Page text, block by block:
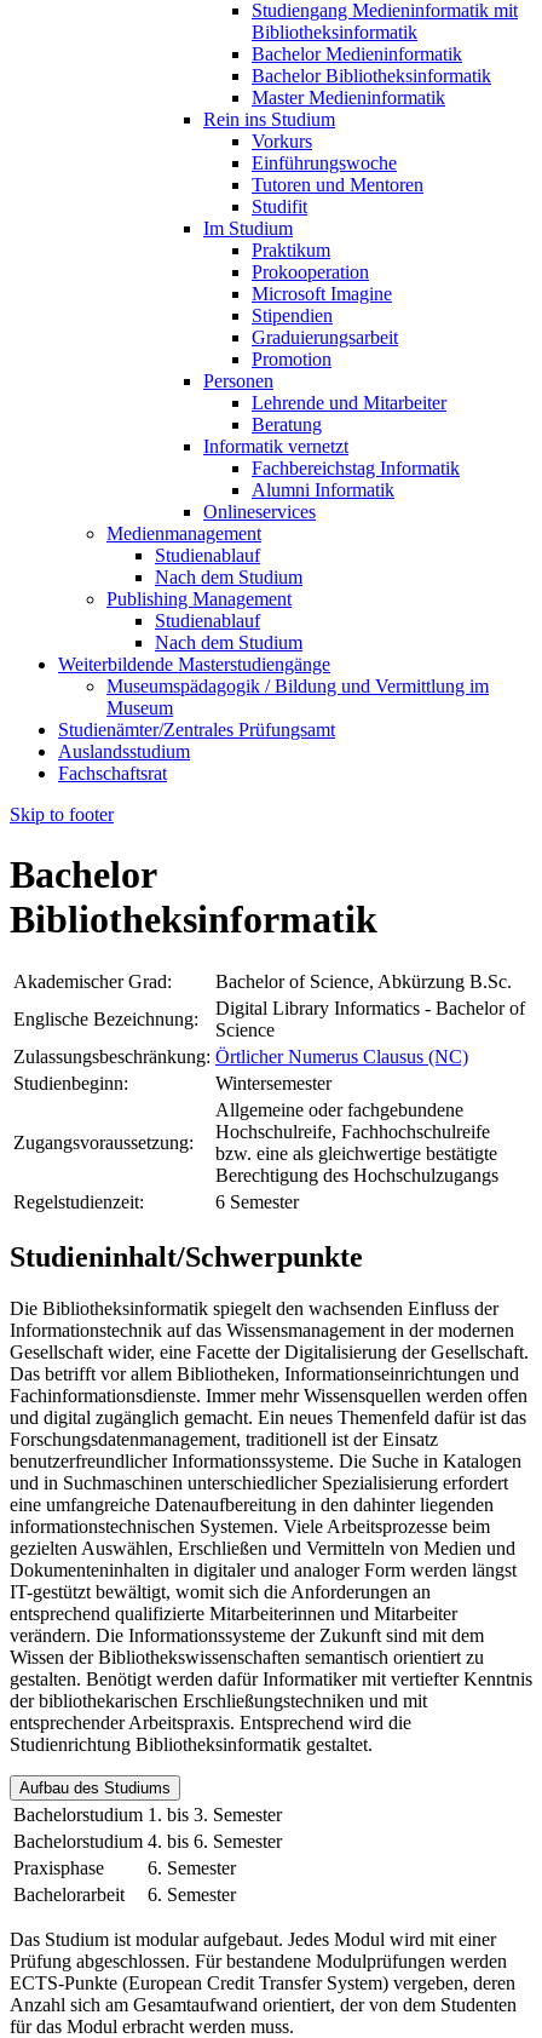
Studiengang Medieninformatik mit
Bibliotheksinformatik
Bachelor Medieninformatik
Bachelor Bibliotheksinformatik
Master Medieninformatik
Rein ins Studium
Vorkurs
Einführungswoche
Tutoren und Mentoren
Studifit
Im Studium
Praktikum
Prokooperation
Microsoft Imagine
Stipendien
Graduierungsarbeit
Promotion
Personen
Lehrende und Mitarbeiter
Beratung
Informatik vernetzt
Fachbereichstag Informatik
Alumni Informatik
Onlineservices
Medienmanagement
Studienablauf
Nach dem Studium
Publishing Management
Studienablauf
Nach dem Studium
Weiterbildende Masterstudiengänge
Museumspädagogik / Bildung und Vermittlung im
Museum
Studienämter/Zentrales Prüfungsamt
Auslandsstudium
Fachschaftsrat
Skip to footer
Bachelor
Bibliotheksinformatik
Akademischer Grad:
Bachelor of Science, Abkürzung B.Sc.
Englische Bezeichnung:
Digital Library Informatics - Bachelor of
Science
Zulassungsbeschränkung: Örtlicher Numerus Clausus (NC)
Studienbeginn:
Wintersemester
Zugangsvoraussetzung:
Allgemeine oder fachgebundene
Hochschulreife, Fachhochschulreife
bzw. eine als gleichwertige bestätigte
Berechtigung des Hochschulzugangs
Regelstudienzeit:
6 Semester
Studieninhalt/Schwerpunkte
Die Bibliotheksinformatik spiegelt den wachsenden Einfluss der
Informationstechnik auf das Wissensmanagement in der modernen
Gesellschaft wider, eine Facette der Digitalisierung der Gesellschaft.
Das betrifft vor allem Bibliotheken, Informationseinrichtungen und
Fachinformationsdienste. Immer mehr Wissensquellen werden offen
und digital zugänglich gemacht. Ein neues Themenfeld dafür ist das
Forschungsdatenmanagement, traditionell ist der Einsatz
benutzerfreundlicher Informationssysteme. Die Suche in Katalogen
und in Suchmaschinen unterschiedlicher Spezialisierung erfordert
eine umfangreiche Datenaufbereitung in den dahinter liegenden
informationstechnischen Systemen. Viele Arbeitsprozesse beim
gezielten Auswählen, Erschließen und Vermitteln von Medien und
Dokumenteninhalten in digitaler und analoger Form werden längst
IT-gestützt bewältigt, womit sich die Anforderungen an
entsprechend qualifizierte Mitarbeiterinnen und Mitarbeiter
verändern. Die Informationssysteme der Zukunft sind mit dem
Wissen der Bibliothekswissenschaften semantisch orientiert zu
gestalten. Benötigt werden dafür Informatiker mit vertiefter Kenntnis
der bibliothekarischen Erschließungstechniken und mit
entsprechender Arbeitspraxis. Entsprechend wird die
Studienrichtung Bibliotheksinformatik gestaltet.
Aufbau des Studiums
Bachelorstudium 1. bis 3. Semester
Bachelorstudium 4. bis 6. Semester
Praxisphase
6. Semester
Bachelorarbeit
6. Semester
Das Studium ist modular aufgebaut. Jedes Modul wird mit einer
Prüfung abgeschlossen. Für bestandene Modulprüfungen werden
ECTS-Punkte (European Credit Transfer System) vergeben, deren
Anzahl sich am Gesamtaufwand orientiert, der von dem Studenten
für das Modul erbracht werden muss.